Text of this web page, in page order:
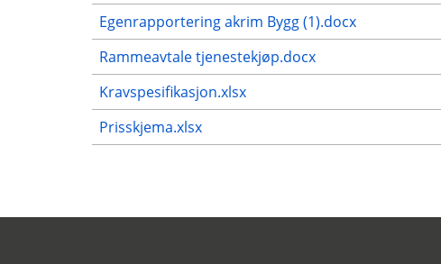
Egenrapportering akrim Bygg (1).docx
Rammeavtale tjenestekjøp.docx
Kravspesifikasjon.xlsx
Prisskjema.xlsx